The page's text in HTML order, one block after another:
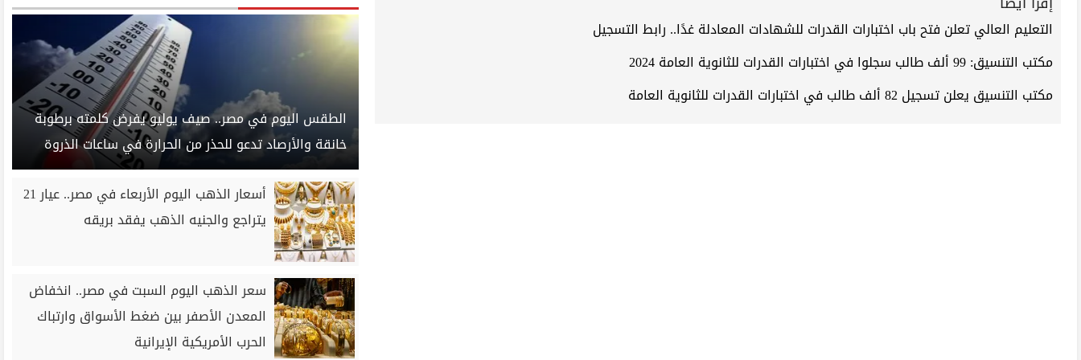
التعليم العالي تعلن فتح باب اختبارات القدرات للشهادات المعادلة غدًا.. رابط التسجيل
مكتب التنسيق: 99 ألف طالب سجلوا في اختبارات القدرات للثانوية العامة 2024
مكتب التنسيق يعلن تسجيل 82 ألف طالب في اختبارات القدرات للثانوية العامة
الطقس اليوم في مصر.. صيف يوليو يفرض كلمته برطوبة
خانقة والأرصاد تدعو للحذر من الحرارة في ساعات الذروة
أسعار الذهب اليوم الأربعاء في مصر.. عيار 21
يتراجع والجنيه الذهب يفقد بريقه
سعر الذهب اليوم السبت في مصر.. انخفاض
المعدن الأصفر بين ضغط الأسواق وارتباك
الحرب الأمريكية الإيرانية